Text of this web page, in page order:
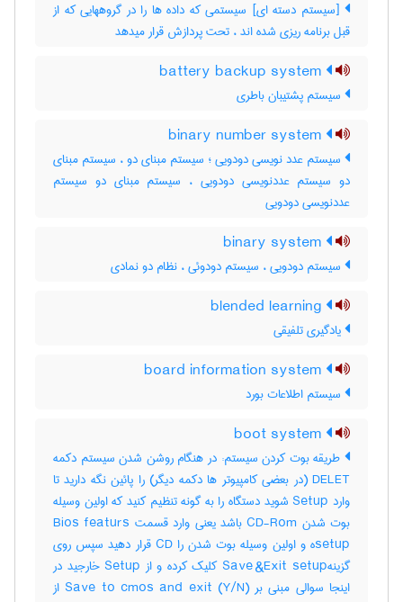
[سیستم دسته ای] سیستمی که داده ها را در گروههایی که از
قبل برنامه ریزی شده اند ، تحت پردازش قرار میدهد
سیستم پشتیبان باطری
سیستم عدد نویسی دودویی ؛ سیستم مبنای دو ، سیستم مبنای
دو سیستم عددنویسی دودویی ، سیستم مبنای دو سیستم
عددنویسی دودویی
سیستم دودویی ، سیستم دودوئی ، نظام دو نمادی
یادگیری تلفیقی
سیستم اطلاعات بورد
طریقه بوت کردن سیستم: در هنگام روشن شدن سیستم دکمه
DELET (در بعضی کامپیوتر ها دکمه دیگر) را پائین نگه دارید تا
وارد Setup شوید دستگاه را به گونه تنظیم کنید که اولین وسیله
بوت شدن CD-Rom باشد یعنی وارد قسمت Bios featurs
setupه و اولین وسیله بوت شدن را CD قرار دهید سپس روی
گزینهSave &Exit setup کلیک کرده و از Setup خارجید در
اینجا سوالی مبنی بر (Save to cmos and exit (Y/N از